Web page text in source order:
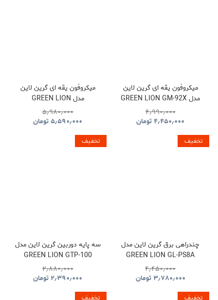
میکروفون یقه ای گرین لاین
مدل GREEN LION GM-92X
GNGM92XWMBK
۴٫۹۹۰٫۰۰۰
۴٫۴۵۰٫۰۰۰ تومان
میکروفون یقه ای گرین لاین
مدل GREEN LION
GNGM93XMICBK
۵٫۹۸۰٫۰۰۰
۵٫۵۹۰٫۰۰۰تومان
تخفیف
چندراهی برق گرین لاین مدل
GREEN LION GL-PS8A
GNPS7UPDUKBK
۴٫۴۵۰٫۰۰۰
۳٫۷۸۰٫۰۰۰ تومان
تخفیف
سه پایه دوربین گرین لاین مدل
GREEN LION GTP-100
GNTP100TRIBK
۲٫۸۸۰٫۰۰۰
۲٫۳۹۰٫۰۰۰ تومان
تخفیف تخفیف